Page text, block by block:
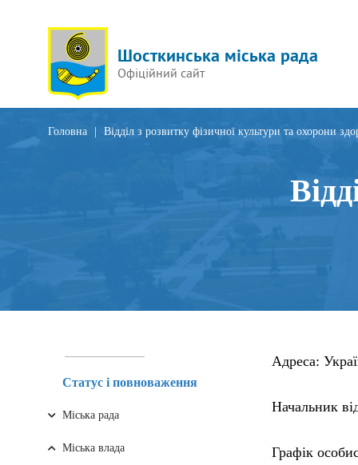
Шосткинська міська рада
Офіційний сайт
Головна Відділ з розвитку фізичної культури та охорони
Статус і повноваження
Міська рада
Міська влада
Адреса:
Начальник
Графік